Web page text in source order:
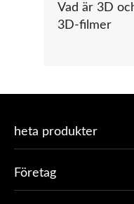
Vad är 3D
3D-filmer
heta produkter
Företag